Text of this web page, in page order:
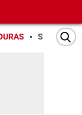
SAN PEDRO